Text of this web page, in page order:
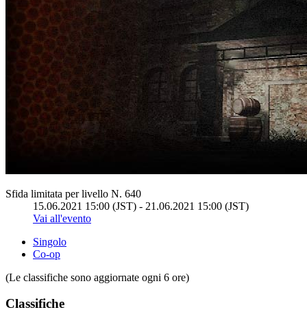
Sfida limitata per livello N. 640
15.06.2021 15:00 (JST) - 21.06.2021 15:00 (JST)
Vai all'evento
Singolo
Co-op
(Le classifiche sono aggiornate ogni 6 ore)
Classifiche